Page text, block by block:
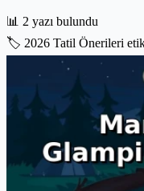
📊 2 yazı bulundu
🏷️ 2026 Tatil Önerileri